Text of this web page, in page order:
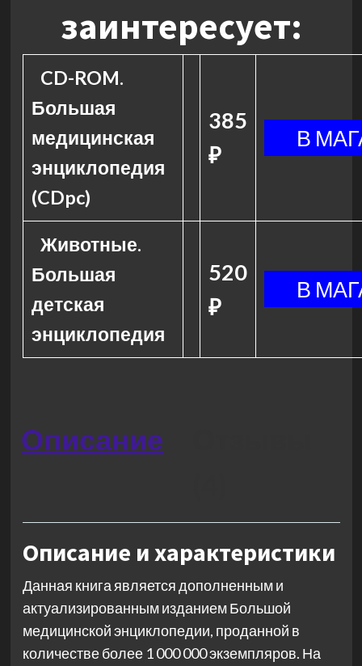
заинтересует:
CD-ROM.
Большая
медицинская
энциклопедия
(CDpc)
385
₽
Животные.
Большая
детская
энциклопедия
520
₽
Описание
Описание и характеристики
Данная книга является дополненным и
актуализированным изданием Большой
медицинской энциклопедии, проданной в
количестве более 1 000 000 экземпляров. На